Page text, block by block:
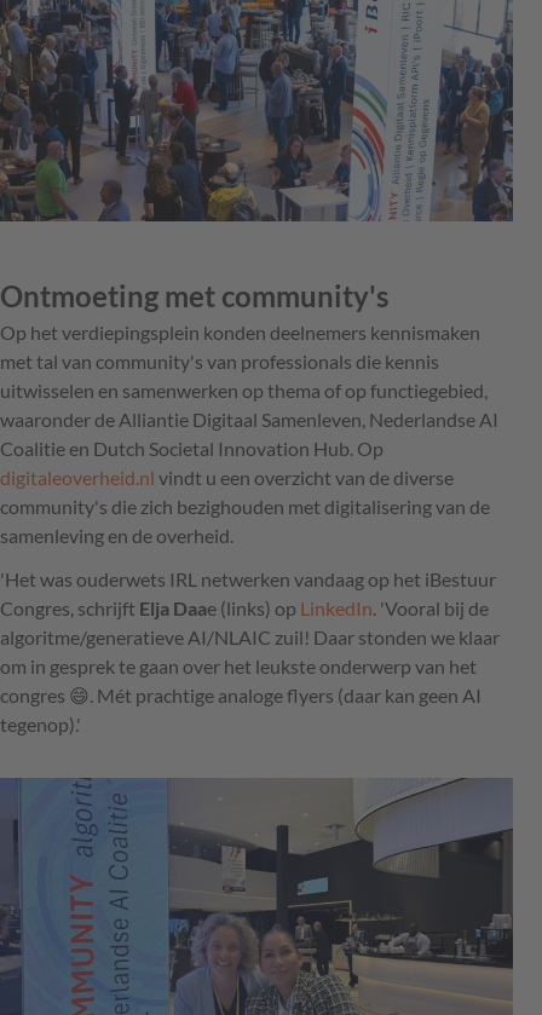
Ontmoeting met community's
Op het verdiepingsplein konden deelnemers kennismaken
met tal van community's van professionals die kennis
uitwisselen en samenwerken op thema of op functiegebied,
waaronder de Alliantie Digitaal Samenleven, Nederlandse AI
Coalitie en Dutch Societal Innovation Hub. Op
digitaleoverheid.nl vindt u een overzicht van de diverse
community's die zich bezighouden met digitalisering van de
samenleving en de overheid.
'Het was ouderwets IRL netwerken vandaag op het iBestuur
Congres, schrijft Elja Daae (links) op LinkedIn. 'Vooral bij de
algoritme/generatieve AI/NLAIC zuil! Daar stonden we klaar
om in gesprek te gaan over het leukste onderwerp van het
congres 😄. Mét prachtige analoge flyers (daar kan geen AI
tegenop).'